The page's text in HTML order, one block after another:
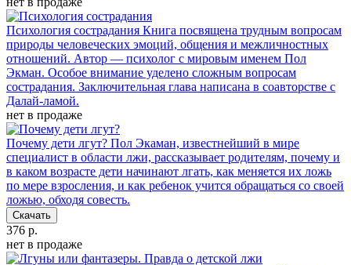
Психология сострадания Книга посвящена трудным вопросам
природы человеческих эмоций, общения и межличностных
отношений. Автор — психолог с мировым именем Пол
Экман. Особое внимание уделено сложным вопросам
сострадания. Заключительная глава написана в соавторстве с
Далай-ламой.
нет в продаже
Почему дети лгут? Пол Экаман, известнейший в мире
специалист в области лжи, рассказывает родителям, почему и
в каком возрасте дети начинают лгать, как меняется их ложь
по мере взросления, и как ребенок учится обращаться со своей
ложью, обходя совесть.
Скачать
376 р.
нет в продаже